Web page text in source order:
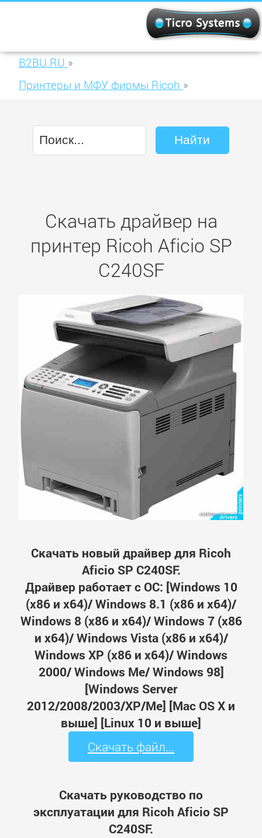
B2BU.RU »
Принтеры и МФУ фирмы Ricoh »
Скачать драйвер на
принтер Ricoh Aficio SP
C240SF
Скачать новый драйвер для Ricoh
Aficio SP C240SF.
Драйвер работает с ОС: [Windows 10
(x86 и x64)/ Windows 8.1 (x86 и x64)/
Windows 8 (x86 и x64)/ Windows 7 (x86
и x64)/ Windows Vista (x86 и x64)/
Windows XP (x86 и x64)/ Windows
2000/ Windows Me/ Windows 98]
[Windows Server
2012/2008/2003/XP/Me] [Mac OS X и
выше] [Linux 10 и выше]
Скачать файл...
Скачать руководство по
эксплуатации для Ricoh Aficio SP
C240SF.